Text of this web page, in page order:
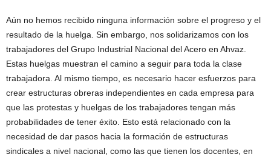
Aún no hemos recibido ninguna información sobre el progreso y el
resultado de la huelga. Sin embargo, nos solidarizamos con los
trabajadores del Grupo Industrial Nacional del Acero en Ahvaz.
Estas huelgas muestran el camino a seguir para toda la clase
trabajadora. Al mismo tiempo, es necesario hacer esfuerzos para
crear estructuras obreras independientes en cada empresa para
que las protestas y huelgas de los trabajadores tengan más
probabilidades de tener éxito. Esto está relacionado con la
necesidad de dar pasos hacia la formación de estructuras
sindicales a nivel nacional, como las que tienen los docentes, en